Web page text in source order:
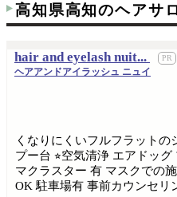
高知県高知のヘアサ
hair and eyelash nuit...
ヘアアンドアイラッシュ ニュイ
くなりにくいフルフラットの
プー台 ⭐︎空気清浄 エアドッグ
マクラスター 有 マスクでの
OK 駐車場有 事前カウンセリ